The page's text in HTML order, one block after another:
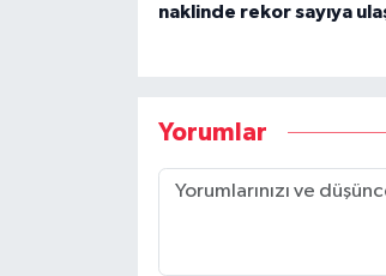
naklinde rekor sayıya
Yorumlar